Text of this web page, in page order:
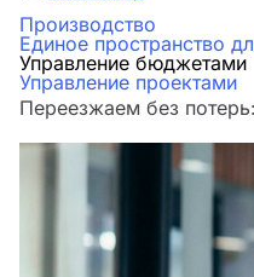
Производство
Единое пространство
Управление бюджетами
Управление проектами
Переезжаем без